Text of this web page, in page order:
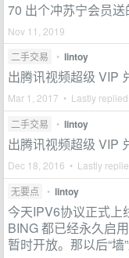
70 出个冲苏宁会员
Nov 11, 2019
二手交易
• lintoy
出腾讯视频超级 VIP
Mar 1, 2017 • Lastly
二手交易 • lintoy
出腾讯视频超级 VIP
Dec 18, 2016 • Lastly
无要点 • lintoy
今天IPV6协议正式上
BING 都已经永久启
暂时开放。那以后“墙